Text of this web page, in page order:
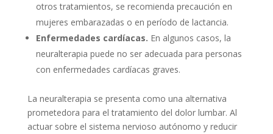
otros tratamientos, se recomienda precaución en
mujeres embarazadas o en período de lactancia.
Enfermedades cardíacas. En algunos casos, la
neuralterapia puede no ser adecuada para personas
con enfermedades cardíacas graves.
La neuralterapia se presenta como una alternativa
prometedora para el tratamiento del dolor lumbar. Al
actuar sobre el sistema nervioso autónomo y reducir